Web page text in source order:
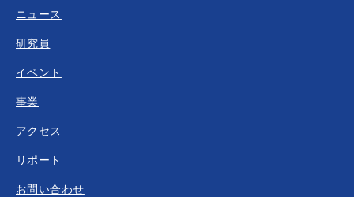
ニュース
研究員
イベント
事業
アクセス
リポート
お問い合わせ